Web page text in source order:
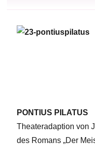
PONTIUS PILATUS
Theateradaption von
des Romans „Der